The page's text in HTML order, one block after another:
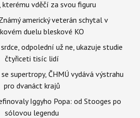
kterému vděčí za svou figuru
americký veterán schytal v
duelu bleskové KO
odpolední už ne, ukazuje studie
čtyřiceti tisíc lidí
supertropy, ČHMÚ vydává výstrahu
pro dvanáct krajů
Iggyho Popa: od Stooges po
sólovou legendu